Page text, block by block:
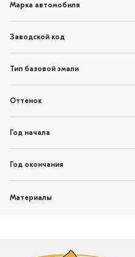
Марка автомобиля
Заводской код
Тип базовой эмали
Оттенок
Год начала
Год окончания
Материалы